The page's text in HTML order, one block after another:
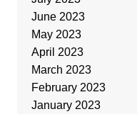
June 2023
May 2023
April 2023
March 2023
February 2023
January 2023